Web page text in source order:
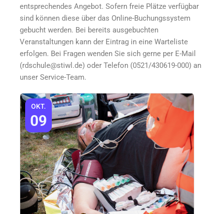
entsprechendes Angebot. Sofern freie Plätze verfügbar
sind können diese über das Online-Buchungssystem
gebucht werden. Bei bereits ausgebuchten
Veranstaltungen kann der Eintrag in eine Warteliste
erfolgen. Bei Fragen wenden Sie sich gerne per E-Mail
(rdschule@stiwl.de) oder Telefon (0521/430619-000) an
unser Service-Team.
OKT.
09